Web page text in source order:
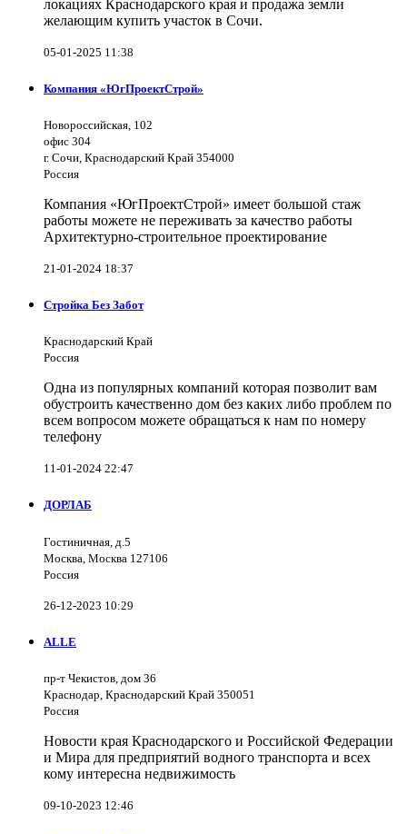
локациях Краснодарского края и продажа земли
желающим купить участок в Сочи.
05-01-2025 11:38
Компания «ЮгПроектСтрой»
Новороссийская, 102
офис 304
г. Сочи, Краснодарский Край 354000
Россия
Компания «ЮгПроектСтрой» имеет большой стаж
работы можете не переживать за качество работы
Архитектурно-строительное проектирование
21-01-2024 18:37
Стройка Без Забот
Краснодарский Край
Россия
Одна из популярных компаний которая позволит вам
обустроить качественно дом без каких либо проблем по
всем вопросом можете обращаться к нам по номеру
телефону
11-01-2024 22:47
ДОРЛАБ
Гостиничная, д.5
Москва, Москва 127106
Россия
26-12-2023 10:29
ALLE
пр-т Чекистов, дом 36
Краснодар, Краснодарский Край 350051
Россия
Новости края Краснодарского и Российской Федерации
и Мира для предприятий водного транспорта и всех
кому интересна недвижимость
09-10-2023 12:46